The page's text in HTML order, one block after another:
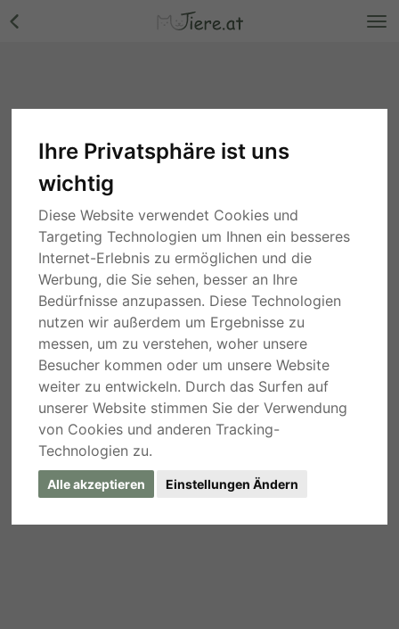
Ihre Privatsphäre ist uns
wichtig
Diese Website verwendet Cookies und
Targeting Technologien um Ihnen ein besseres
Internet-Erlebnis zu ermöglichen und die
Werbung, die Sie sehen, besser an Ihre
Bedürfnisse anzupassen. Diese Technologien
nutzen wir außerdem um Ergebnisse zu
messen, um zu verstehen, woher unsere
Besucher kommen oder um unsere Website
weiter zu entwickeln. Durch das Surfen auf
unserer Website stimmen Sie der Verwendung
von Cookies und anderen Tracking-
Technologien zu.
Alle akzeptieren Einstellungen Ändern